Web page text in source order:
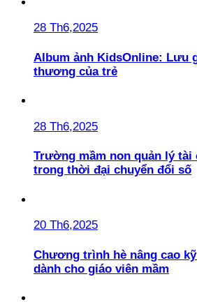
28 Th6,2025
Album ảnh KidsOnline: Lưu
thương của trẻ
28 Th6,2025
Trường mầm non quản lý tài
trong thời đại chuyển đổi số
20 Th6,2025
Chương trình hè nâng cao kỹ
dành cho giáo viên mầm